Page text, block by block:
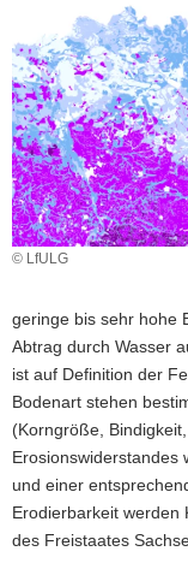
e
n
d
e
N
a
v
i
g
t
i
o
n
n
© LfULG
geringe bis sehr hohe
Abtrag durch Wasser
ist auf Definition der
Bodenart stehen
(Korngröße,
Erosionswiderstandes
und einer
Erodierbarkeit werden
des Freistaates